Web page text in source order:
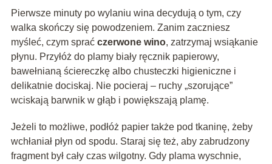
Pierwsze minuty po wylaniu wina decydują o tym, czy
walka skończy się powodzeniem. Zanim zaczniesz
myśleć, czym sprać czerwone wino, zatrzymaj wsiąkanie
płynu. Przyłóż do plamy biały ręcznik papierowy,
bawełnianą ściereczkę albo chusteczki higieniczne i
delikatnie dociskaj. Nie pocieraj – ruchy „szorujące”
wciskają barwnik w głąb i powiększają plamę.
Jeżeli to możliwe, podłóż papier także pod tkaninę, żeby
wchłaniał płyn od spodu. Staraj się też, aby zabrudzony
fragment był cały czas wilgotny. Gdy plama wyschnie,